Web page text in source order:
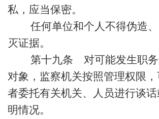
私，应当保密。
任何单位和个人不得伪造
灭证据。
第十九条 对可能发生职
对象，监察机关按照管理权限
者委托有关机关、人员进行谈
明情况。